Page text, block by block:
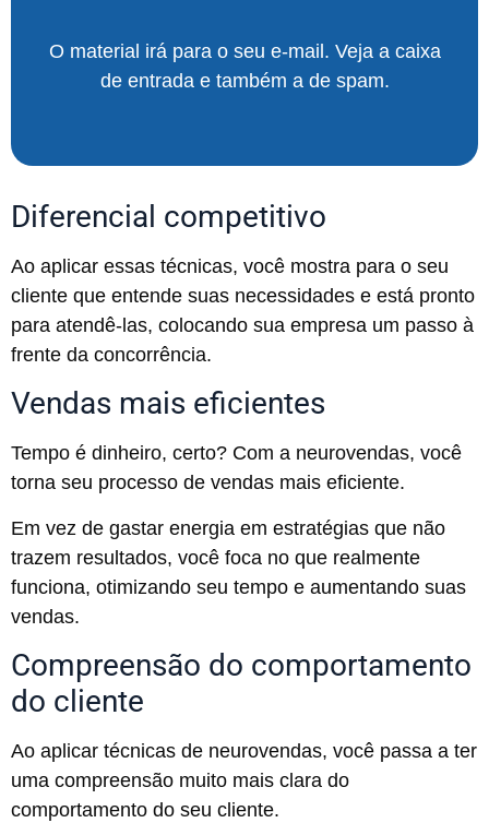
O material irá para o seu e-mail. Veja a caixa
de entrada e também a de spam.
Diferencial competitivo
Ao aplicar essas técnicas, você mostra para o seu
cliente que entende suas necessidades e está pronto
para atendê-las, colocando sua empresa um passo à
frente da concorrência.
Vendas mais eficientes
Tempo é dinheiro, certo? Com a neurovendas, você
torna seu processo de vendas mais eficiente.
Em vez de gastar energia em estratégias que não
trazem resultados, você foca no que realmente
funciona, otimizando seu tempo e aumentando suas
vendas.
Compreensão do comportamento
do cliente
Ao aplicar técnicas de neurovendas, você passa a ter
uma compreensão muito mais clara do
comportamento do seu cliente.